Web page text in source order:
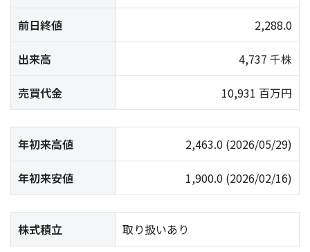
前日終値 2,288.0
出来高 4,737 千株
売買代金 10,931 百万円
年初来高値 2,463.0 (2026/05/29)
年初来安値 1,900.0 (2026/02/16)
株式積立 取り扱いあり